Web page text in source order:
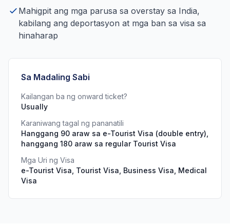
Mahigpit ang mga parusa sa overstay sa India,
kabilang ang deportasyon at mga ban sa visa sa
hinaharap
Sa Madaling Sabi
Kailangan ba ng onward ticket?
Usually
Karaniwang tagal ng pananatili
Hanggang 90 araw sa e-Tourist Visa (double entry),
hanggang 180 araw sa regular Tourist Visa
Mga Uri ng Visa
e-Tourist Visa, Tourist Visa, Business Visa, Medical
Visa